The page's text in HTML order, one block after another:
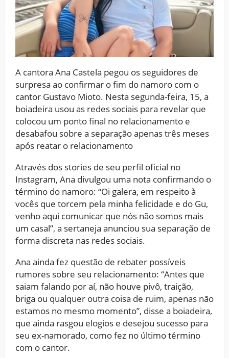
A cantora Ana Castela pegou os seguidores de
surpresa ao confirmar o fim do namoro com o
cantor Gustavo Mioto. Nesta segunda-feira, 15, a
boiadeira usou as redes sociais para revelar que
colocou um ponto final no relacionamento e
desabafou sobre a separação apenas três meses
após reatar o relacionamento
Através dos stories de seu perfil oficial no
Instagram, Ana divulgou uma nota confirmando o
término do namoro: “Oi galera, em respeito à
vocês que torcem pela minha felicidade e do Gu,
venho aqui comunicar que nós não somos mais
um casal”, a sertaneja anunciou sua separação de
forma discreta nas redes sociais.
Ana ainda fez questão de rebater possíveis
rumores sobre seu relacionamento: “Antes que
saiam falando por aí, não houve pivô, traição,
briga ou qualquer outra coisa de ruim, apenas não
estamos no mesmo momento”, disse a boiadeira,
que ainda rasgou elogios e desejou sucesso para
seu ex-namorado, como fez no último término
com o cantor.